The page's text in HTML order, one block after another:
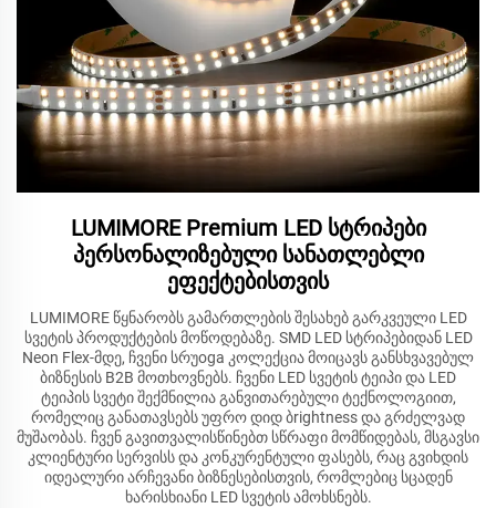
LUMIMORE Premium LED სტრიპები
პერსონალიზებული სანათლებლი
ეფექტებისთვის
LUMIMORE წყნარობს გამართლების შესახებ გარკვეული LED
სვეტის პროდუქტების მოწოდებაზე. SMD LED სტრიპებიდან LED
Neon Flex-მდე, ჩვენი სრუoga კოლექცია მოიცავს განსხვავებულ
ბიზნესის B2B მოთხოვნებს. ჩვენი LED სვეტის ტეიპი და LED
ტეიპის სვეტი შექმნილია განვითარებული ტექნოლოგიით,
რომელიც განათავსებს უფრო დიდ ბrightness და გრძელვად
მუშაობას. ჩვენ გავითვალისწინებთ სწრაფი მომწიდებას, მსგავსი
კლიენტური სერვისს და კონკურენტული ფასებს, რაც გვიხდის
იდეალური არჩევანი ბიზნესებისთვის, რომლებიც სცადენ
ხარისხიანი LED სვეტის ამოხსნებს.